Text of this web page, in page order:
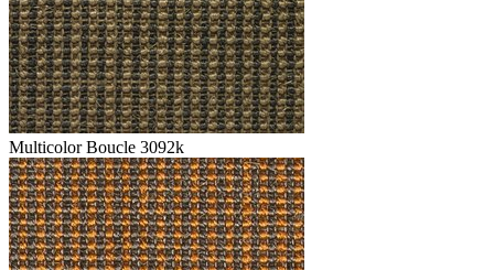
Multicolor Boucle 3092k